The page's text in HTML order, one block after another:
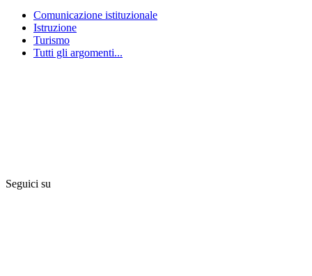
Comunicazione istituzionale
Istruzione
Turismo
Tutti gli argomenti...
Seguici su